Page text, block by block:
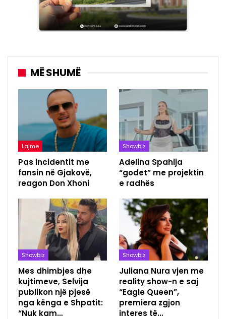
MË SHUMË
Lajme
Pas incidentit me
fansin në Gjakovë,
reagon Don Xhoni
Showbiz
Adelina Spahija
“godet” me projektin
e radhës
Showbiz
Mes dhimbjes dhe
kujtimeve, Selvija
publikon një pjesë
nga kënga e Shpatit:
“Nuk kam…
Showbiz
Juliana Nura vjen me
reality show-n e saj
“Eagle Queen”,
premiera zgjon
interes të…